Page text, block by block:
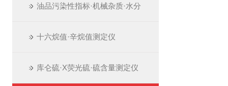
油品污染性指标·机械杂质·水分
十六烷值·辛烷值测定仪
库仑硫·X荧光硫·硫含量测定仪